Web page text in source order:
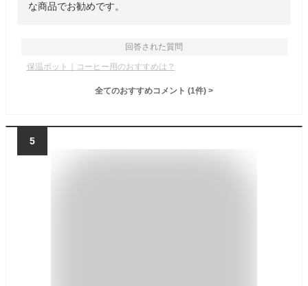
な商品でお勧めです。
回答された質問
保温ポット｜コーヒー用のおすすめは？
全てのおすすめコメント (1件) >
5